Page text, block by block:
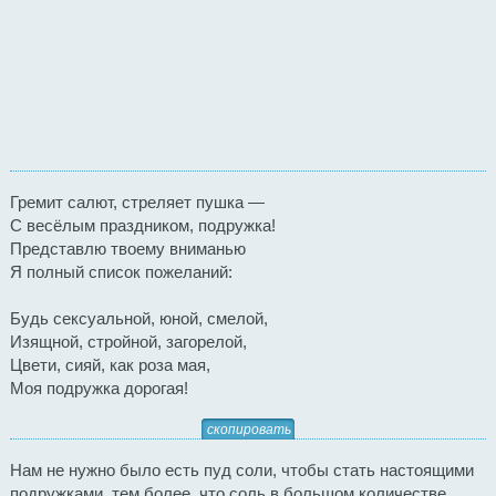
Гремит салют, стреляет пушка —
С весёлым праздником, подружка!
Представлю твоему вниманью
Я полный список пожеланий:
Будь сексуальной, юной, смелой,
Изящной, стройной, загорелой,
Цвети, сияй, как роза мая,
Моя подружка дорогая!
скопировать
Нам не нужно было есть пуд соли, чтобы стать настоящими